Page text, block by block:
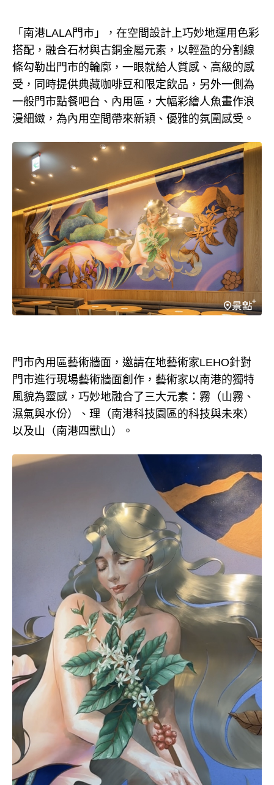
「南港LALA門市」，在空間設計上巧妙地運用色彩
搭配，融合石材與古銅金屬元素，以輕盈的分割線
條勾勒出門市的輪廓，一眼就給人質感、高級的感
受，同時提供典藏咖啡豆和限定飲品，另外一側為
一般門市點餐吧台、內用區，大幅彩繪人魚畫作浪
漫細緻，為內用空間帶來新穎、優雅的氛圍感受。
門市內用區藝術牆面，邀請在地藝術家LEHO針對
門市進行現場藝術牆面創作，藝術家以南港的獨特
風貌為靈感，巧妙地融合了三大元素：霧（山霧、
濕氣與水份）、理（南港科技園區的科技與未來）
以及山（南港四獸山）。